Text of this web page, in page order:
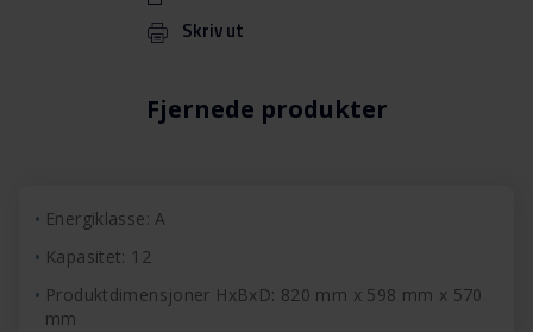
Fjernede produkter
Skriv ut
Energiklasse: A
Kapasitet: 12
Produktdimensjoner HxBxD: 820 mm x 598 mm x 570
mm